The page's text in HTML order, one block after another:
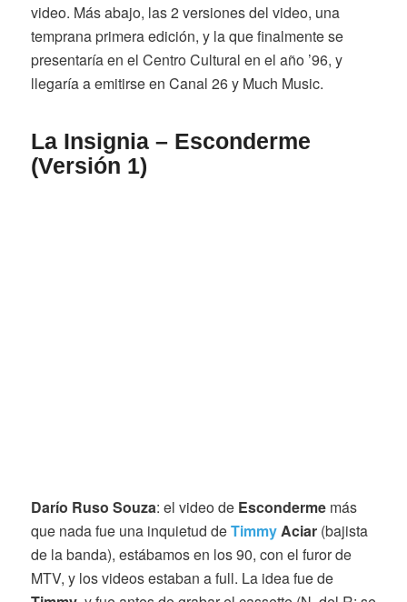
video. Más abajo, las 2 versiones del video, una
temprana primera edición, y la que finalmente se
presentaría en el Centro Cultural en el año ’96, y
llegaría a emitirse en Canal 26 y Much Music.
La Insignia – Esconderme
(Versión 1)
Darío Ruso Souza: el video de Escondermemás
que nada fue una inquietud deTimmyAciar (bajista
de la banda), estábamos en los 90, con el furor de
MTV, y los videos estaban a full. La idea fue de